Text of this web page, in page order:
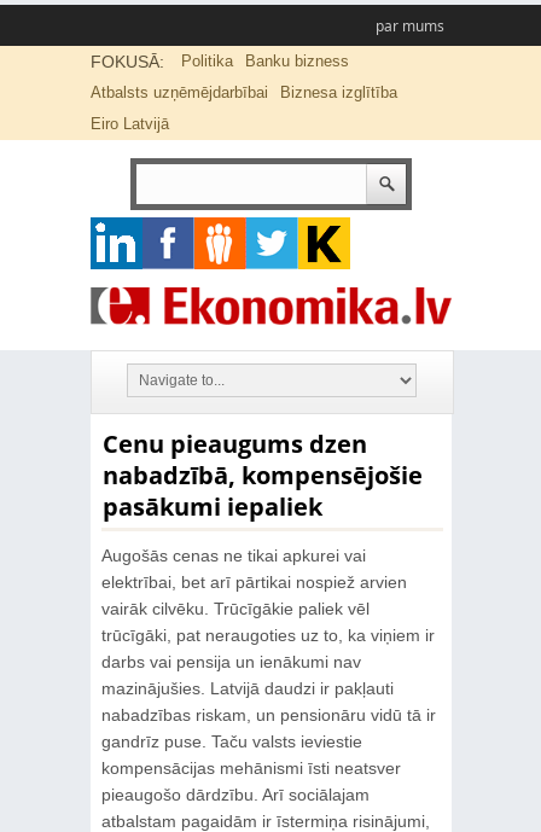
par mums
FOKUSĀ: Politika
Banku bizness
Atbalsts uzņēmējdarbībai
Biznesa izglītība
Eiro Latvijā
Cenu pieaugums dzen
nabadzībā, kompensējošie
pasākumi iepaliek
Augošās cenas ne tikai apkurei vai
elektrībai, bet arī pārtikai nospiež arvien
vairāk cilvēku. Trūcīgākie paliek vēl
trūcīgāki, pat neraugoties uz to, ka viņiem ir
darbs vai pensija un ienākumi nav
mazinājušies. Latvijā daudzi ir pakļauti
nabadzības riskam, un pensionāru vidū tā ir
gandrīz puse. Taču valsts ieviestie
kompensācijas mehānismi īsti neatsver
pieaugošo dārdzību. Arī sociālajam
atbalstam pagaidām ir īstermiņa risinājumi,